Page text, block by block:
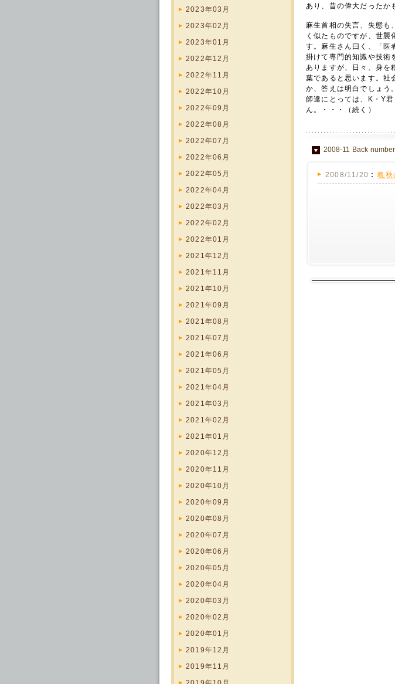
あり、昔の偉大だったか
麻生首相の失言、失態も
く似たものですが、世
す。麻生さん曰く、「医
掛けて専門的知識や技術
ありますが、日々、身を
葉であると思います。社
か、答えは明白でしょう
師達にとっては、K・Y
ん。・・・（続く）
2008-11 Back number
2008/11/20 晩秋
2023年03月
2023年02月
2023年01月
2022年12月
2022年11月
2022年10月
2022年09月
2022年08月
2022年07月
2022年06月
2022年05月
2022年04月
2022年03月
2022年02月
2022年01月
2021年12月
2021年11月
2021年10月
2021年09月
2021年08月
2021年07月
2021年06月
2021年05月
2021年04月
2021年03月
2021年02月
2021年01月
2020年12月
2020年11月
2020年10月
2020年09月
2020年08月
2020年07月
2020年06月
2020年05月
2020年04月
2020年03月
2020年02月
2020年01月
2019年12月
2019年11月